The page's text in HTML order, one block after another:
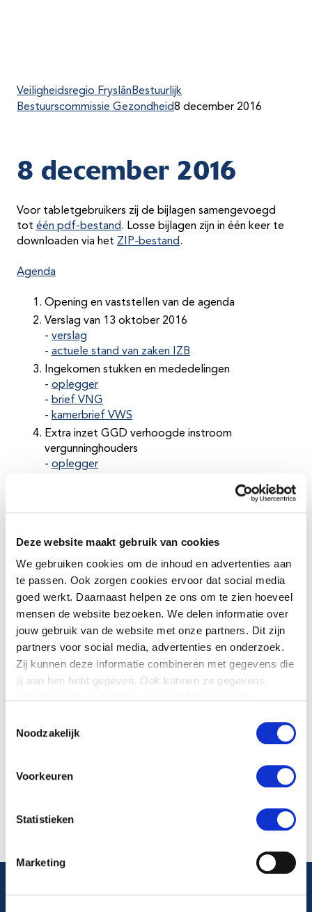
Deze website maakt gebruik van cookies
We gebruiken cookies om de inhoud en advertenties aan
te passen. Ook zorgen cookies ervoor dat social media
goed werkt. Daarnaast helpen ze ons om te zien hoeveel
mensen de website bezoeken. We delen informatie over
jouw gebruik van de website met onze partners. Dit zijn
partners voor social media, advertenties en onderzoek.
Zij kunnen deze informatie combineren met gegevens die
jij aan hen hebt gegeven. Ook kunnen ze gegevens
Noodzakelijk
Voorkeuren
Statistieken
Marketing
Veiligheidsregio Fryslân Bestuurlijk
Bestuurscommissie Gezondheid8 december 2016
8 december 2016
Voor tabletgebruikers zij de bijlagen samengevoegd
tot één pdf-bestand. Losse bijlagen zijn in één keer te
downloaden via het ZIP-bestand.
Agenda
Opening en vaststellen van de agenda
Verslag van 13 oktober 2016
- verslag
- actuele stand van zaken IZB
Ingekomen stukken en mededelingen
- oplegger
- brief VNG
- kamerbrief VWS
Extra inzet GGD verhoogde instroom
vergunninghouders
- oplegger
-bijdragen gemeenten
-oplegger
-
concepttekst kaderbrief
Visitatierapport VRF
oplegger
visitatierapport
Stimuleringsprogramma Betrouwbare Publieke
Gezondheid
Spelregels project Vitale regio Fryslân
Presentatie over stand van zaken project Vitale
door Bert van der Hoek & Margreet de Graaf
Algemeen telefoonnummer